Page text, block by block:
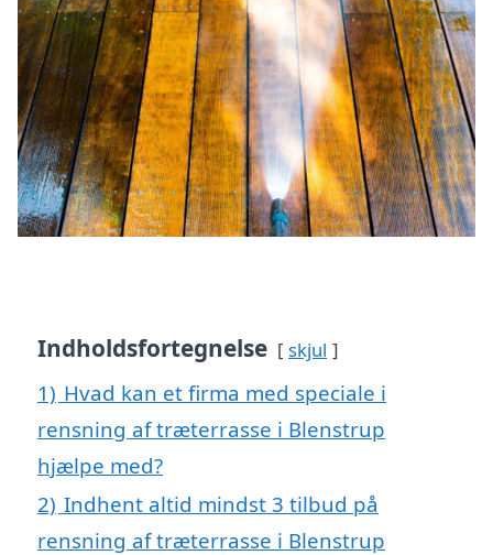
Indholdsfortegnelse skjul
1) Hvad kan et firma med speciale i
rensning af træterrasse i Blenstrup
hjælpe med?
2) Indhent altid mindst 3 tilbud på
rensning af træterrasse i Blenstrup